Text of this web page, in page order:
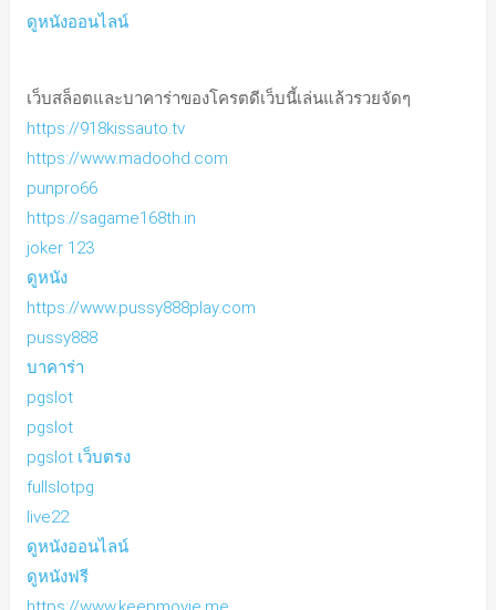
ดูหนังออนไลน์
เว็บสล็อตและบาคาร่าของโครตดีเว็บนี้เล่นแล้วรวยจัดๆ
https://918kissauto.tv
https://www.madoohd.com
punpro66
https://sagame168th.in
joker 123
ดูหนัง
https://www.pussy888play.com
pussy888
บาคาร่า
pgslot
pgslot
pgslot เว็บตรง
fullslotpg
live22
ดูหนังออนไลน์
ดูหนังฟรี